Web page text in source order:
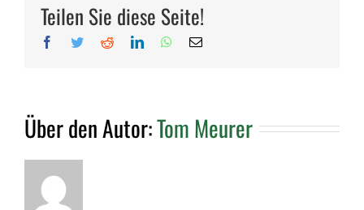
Teilen Sie diese Seite!
Facebook
TwitterReddit LinkedInWhatsApp
Über den Autor:Tom Meurer